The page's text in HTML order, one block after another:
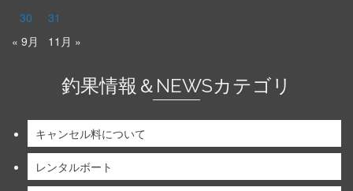
30
31
« 9月
11月 »
釣果情報＆NEWSカテゴリ
キャンセル料について
レンタルボート